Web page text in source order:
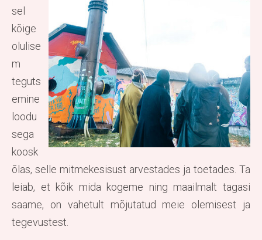
sel
kõige
olulise
m
teguts
emine
loodu
sega
koosk
õlas, selle mitmekesisust arvestades ja toetades. Ta
leiab, et kõik mida kogeme ning maailmalt tagasi
saame, on vahetult mõjutatud meie olemisest ja
tegevustest.